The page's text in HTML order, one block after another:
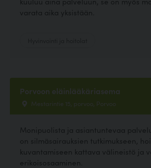
varata aika yksistään.
Porvoon eläinlääkäriasema
Mestarintie 15, porvoo, Porvoo
Monipuolista ja asiantuntevaa
on silmäsairauksien tutkimukseen,
kuvantamiseen kattava välineistö ja
erikoisosaaminen.